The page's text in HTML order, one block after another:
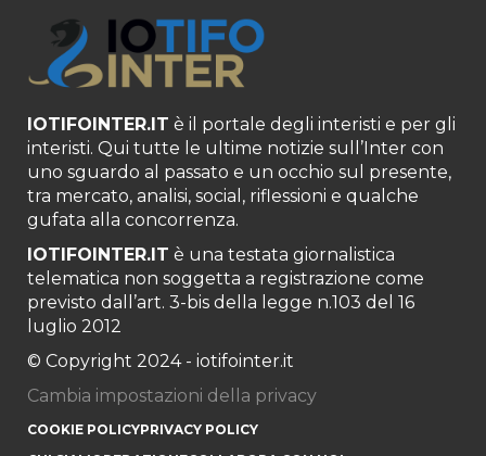
IOTIFOINTER.IT è il portale degli interisti e per gli
interisti. Qui tutte le ultime notizie sull’Inter con
uno sguardo al passato e un occhio sul presente,
tra mercato, analisi, social, riflessioni e qualche
gufata alla concorrenza.
IOTIFOINTER.IT è una testata giornalistica
telematica non soggetta a registrazione come
previsto dall’art. 3-bis della legge n.103 del 16
luglio 2012
© Copyright 2024 - iotifointer.it
Cambia impostazioni della privacy
COOKIE POLICYPRIVACY POLICY